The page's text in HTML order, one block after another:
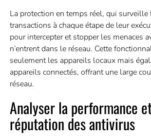
La protection en temps réel, qui surveille
transactions à chaque étape de leur
pour intercepter et stopper les menaces
n’entrent dans le réseau. Cette
seulement les appareils locaux mais
appareils connectés, offrant une large
réseau.
Analyser la performance
réputation des antivirus